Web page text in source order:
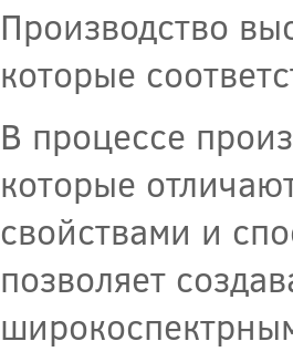
Производство
которые
В процессе
которые
свойствами и
позволяет